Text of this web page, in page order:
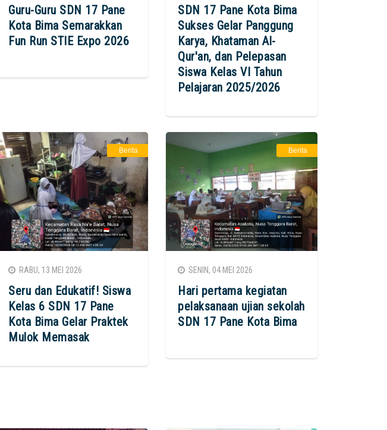
Guru-Guru SDN 17 Pane
Kota Bima Semarakkan
Fun Run STIE Expo 2026
SDN 17 Pane Kota Bima
Sukses Gelar Panggung
Karya, Khataman Al-
Qur'an, dan Pelepasan
Siswa Kelas VI Tahun
Pelajaran 2025/2026
Berita
RABU, 13 MEI 2026
Seru dan Edukatif! Siswa
Kelas 6 SDN 17 Pane
Kota Bima Gelar Praktek
Mulok Memasak
Berita
SENIN, 04 MEI 2026
Hari pertama kegiatan
pelaksanaan ujian sekolah
SDN 17 Pane Kota Bima